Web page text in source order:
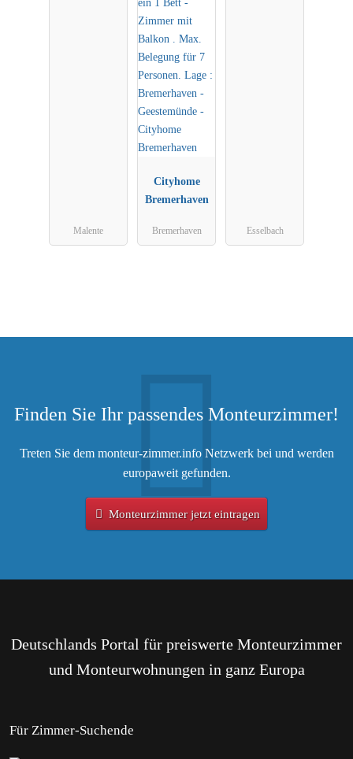
Malente
Cityhome
Bremerhaven
Bremerhaven Esselbach
Finden Sie Ihr passendes Monteurzimmer!
Treten Sie dem monteur-zimmer.info Netzwerk bei und werden
europaweit gefunden.
Monteurzimmer jetzt eintragen
Deutschlands Portal für preiswerte Monteurzimmer
und Monteurwohnungen in ganz Europa
Für Zimmer-Suchende